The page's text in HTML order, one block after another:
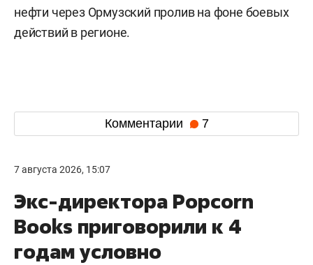
нефти через Ормузский пролив на фоне боевых
действий в регионе.
Комментарии 7
7 августа 2026, 15:07
Экс-директора Popcorn
Books приговорили к 4
годам условно